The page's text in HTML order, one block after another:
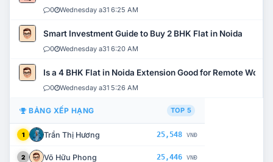
0 Wednesday a31 6:25 AM
Smart Investment Guide to Buy 2 BHK Flat in Noida
0 Wednesday a31 6:20 AM
Is a 4 BHK Flat in Noida Extension Good for Remote Work?
0 Wednesday a31 5:26 AM
BẢNG XẾP HẠNG TOP 5
1 Trần Thị Hương 25,548 VNĐ
2 Võ Hữu Phong 25,446 VNĐ